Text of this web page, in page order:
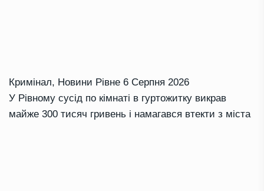
Кримінал, Новини Рівне 6 Серпня 2026
У Рівному сусід по кімнаті в гуртожитку викрав
майже 300 тисяч гривень і намагався втекти з міста